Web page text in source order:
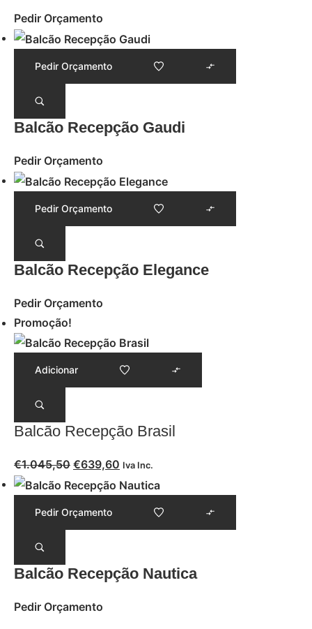
Pedir Orçamento
Pedir Orçamento
Balcão Recepção Gaudi
Pedir Orçamento
Pedir Orçamento
Balcão Recepção Elegance
Pedir Orçamento
Promoção!
Adicionar
Balcão Recepção Brasil
€1.045,50 €639,60 Iva Inc.
Pedir Orçamento
Balcão Recepção Nautica
Pedir Orçamento